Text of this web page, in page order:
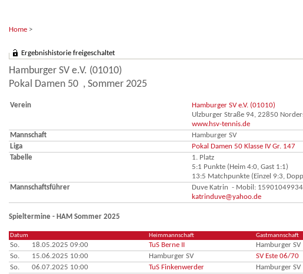
Home >
Ergebnishistorie freigeschaltet
Hamburger SV e.V. (01010)
Pokal Damen 50 , Sommer 2025
Verein
Hamburger SV e.V. (01010)
Ulzburger Straße 94, 22850
www.hsv-tennis.de
Mannschaft
Hamburger SV
Liga
Pokal Damen 50 Klasse IV Gr. 147
Tabelle
1. Platz
5:1 Punkte (Heim 4:0, Gast 1:1)
13:5 Matchpunkte (Einzel 9:3,
Mannschaftsführer
Duve Katrin - Mobil: 15901049934
katrinduve@yahoo.de
Spieltermine - HAM Sommer 2025
Datum Heimmannschaft Gastmannschaft
So. 18.05.2025 09:00 TuS Berne II Hamburger SV
So.
15.06.2025 10:00 Hamburger SV SV Este 06/70
So.
06.07.2025 10:00 TuS Finkenwerder Hamburger SV